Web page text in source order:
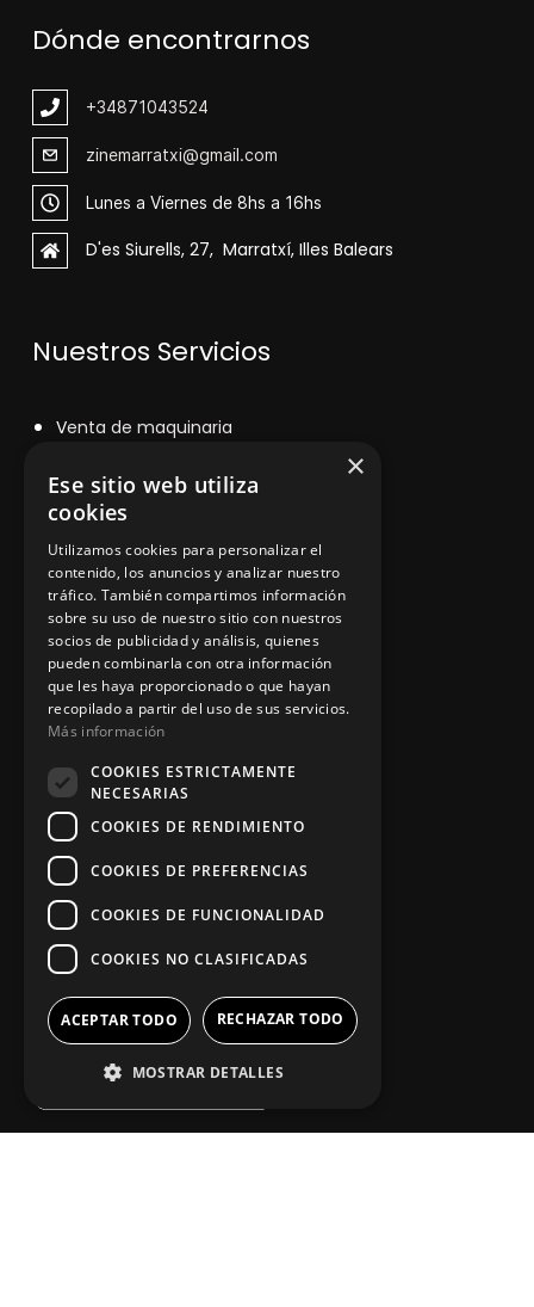
Dónde encontrarnos
+34871043524
zinemarratxi@gmail.com
Lunes a Viernes de 8hs a 16hs
D'es Siurells, 27, Marratxí, Illes Balears
Nuestros Servicios
Venta de maquinaria
Asesoramiento personalizado
Instalación y reparación
Contacto
Información legal
Política de privacidad
Aviso legal
App Zine Hostelería
×
Ese sitio web utiliza
cookies
Utilizamos cookies para personalizar el
contenido, los anuncios y analizar nuestro
tráfico. También compartimos información
sobre su uso de nuestro sitio con nuestros
socios de publicidad y análisis, quienes
pueden combinarla con otra información
que les haya proporcionado o que hayan
recopilado a partir del uso de sus servicios.
Más información
COOKIES ESTRICTAMENTE
NECESARIAS
COOKIES DE RENDIMIENTO
COOKIES DE PREFERENCIAS
COOKIES DE FUNCIONALIDAD
COOKIES NO CLASIFICADAS
ACEPTAR TODO RECHAZAR TODO
MOSTRAR DETALLES